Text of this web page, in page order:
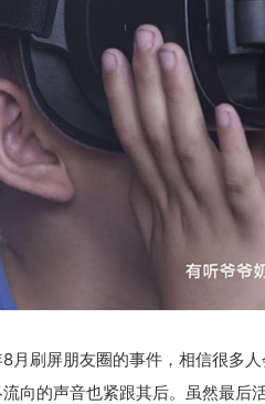
月刷屏朋友圈的事件，相信很多
向的声音也紧跟其后。虽然最后